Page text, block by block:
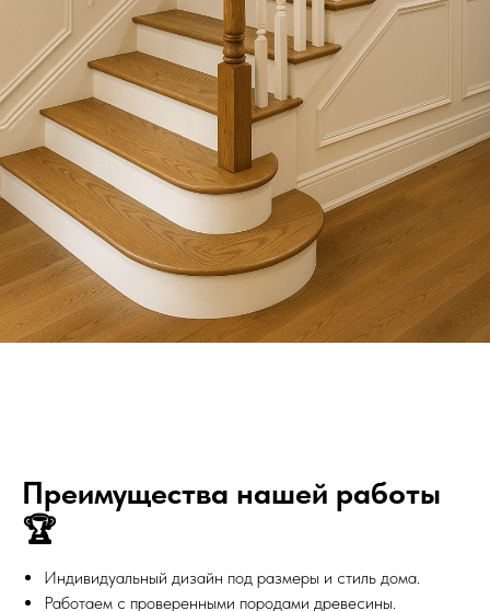
Преимущества нашей работы
🏆
Индивидуальный дизайн под размеры и стиль дома.
Работаем с проверенными породами древесины.